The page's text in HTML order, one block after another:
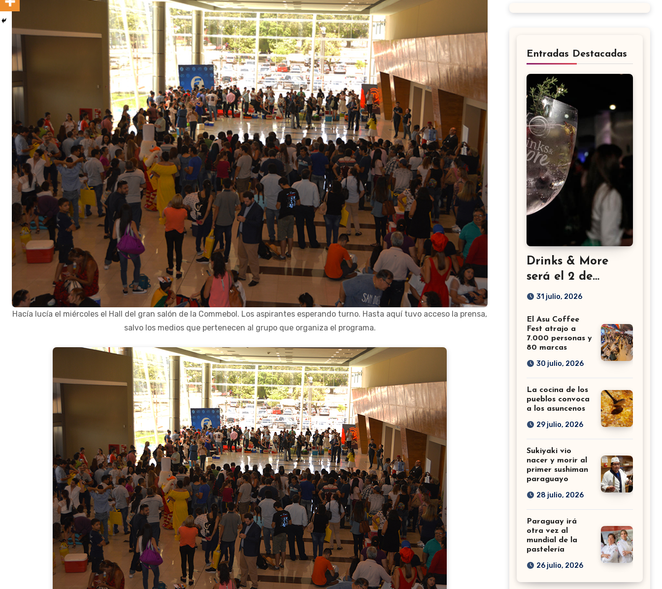
Hacía lucía el miércoles el Hall del gran salón de la Commebol. Los aspirantes esperando turno. Hasta aquí tuvo acceso la prensa,
salvo los medios que pertenecen al grupo que organiza el programa.
Entradas Destacadas
Drinks & More
será el 2 de
setiembre en el
31 julio, 2026
El Asu Coffee
Fest atrajo a
7.000 personas y
80 marcas
30 julio, 2026
La cocina de los
pueblos convoca
a los asuncenos
29 julio, 2026
Sukiyaki vio
nacer y morir al
primer sushiman
paraguayo
28 julio, 2026
Paraguay irá
otra vez al
mundial de la
pastelería
26 julio, 2026